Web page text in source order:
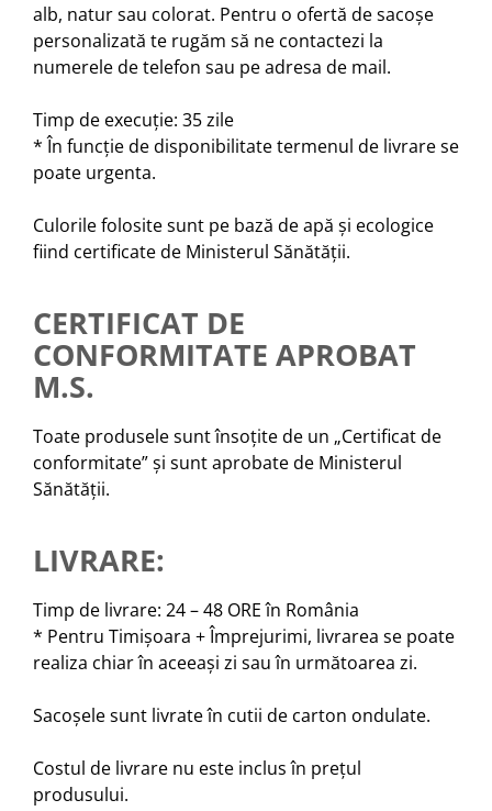
alb, natur sau colorat. Pentru o ofertă de sacoșe
personalizată te rugăm să ne contactezi la
numerele de telefon sau pe adresa de mail.
Timp de execuție: 35 zile
* În funcție de disponibilitate termenul de livrare se
poate urgenta.
Culorile folosite sunt pe bază de apă și ecologice
fiind certificate de Ministerul Sănătății.
CERTIFICAT DE
CONFORMITATE APROBAT
M.S.
Toate produsele sunt însoțite de un „Certificat de
conformitate” și sunt aprobate de Ministerul
Sănătății.
LIVRARE:
Timp de livrare: 24 – 48 ORE în România
* Pentru Timișoara + Împrejurimi, livrarea se poate
realiza chiar în aceeași zi sau în următoarea zi.
Sacoșele sunt livrate în cutii de carton ondulate.
Costul de livrare nu este inclus în prețul
produsului.